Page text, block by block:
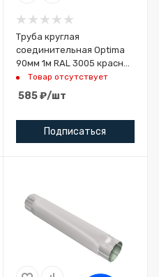
Труба круглая
соединительная Optima
90мм 1м RAL 3005 красное
виноТовар отсутствует
585₽/шт
Подписаться